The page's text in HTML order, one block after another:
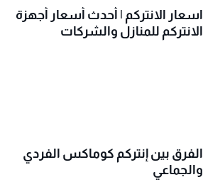
اسعار الانتركم | أحدث أسعار أجهزة
الانتركم للمنازل والشركات
الفرق بين إنتركم كوماكس الفردي
والجماعي